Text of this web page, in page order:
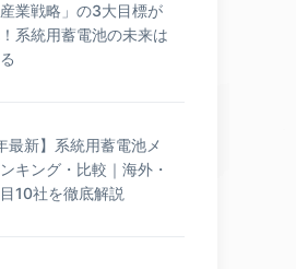
産業戦略」の3大目標が
系統用蓄電池の未来は
最新】系統用蓄電池メ
キング・比較｜海外・
10社を徹底解説